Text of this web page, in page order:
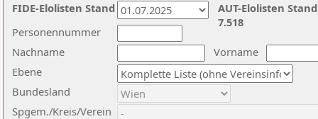
Nachname
Vorname
Ebene
Personennummer
Bundesland
Spgem./Kreis/Verein
AUT-Elolisten
7.518
FIDE-Elolisten Stand